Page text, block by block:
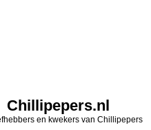
Chillipepers.nl
en kwekers van Chillipepers